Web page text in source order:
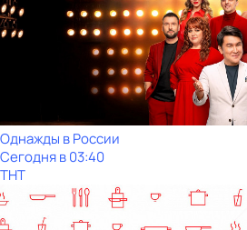
Однажды в России
Сегодня в 03:40
ТНТ